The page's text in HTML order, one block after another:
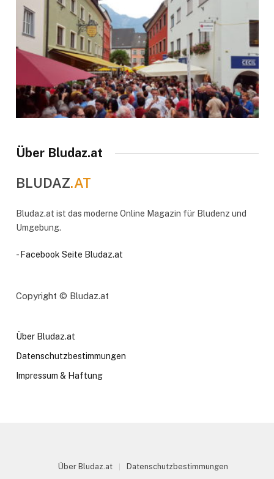
Über Bludaz.at
BLUDAZ.AT
Bludaz.at ist das moderne Online Magazin für Bludenz und
Umgebung.
- Facebook Seite Bludaz.at
Copyright © Bludaz.at
Über Bludaz.at
Datenschutzbestimmungen
Impressum & Haftung
Über Bludaz.at
Datenschutzbestimmungen